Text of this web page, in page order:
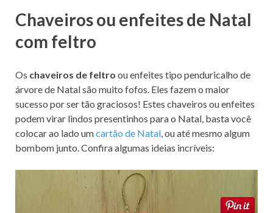
Chaveiros ou enfeites de Natal
com feltro
Os chaveiros de feltro ou enfeites tipo penduricalho de
árvore de Natal são muito fofos. Eles fazem o maior
sucesso por ser tão graciosos! Estes chaveiros ou enfeites
podem virar lindos presentinhos para o Natal, basta você
colocar ao lado umcartão de Natal, ou até mesmo algum
bombom junto. Confira algumas ideias incríveis: